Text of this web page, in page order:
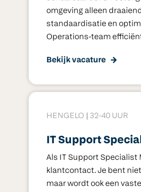
omgeving alleen
standaardisatie en
Operations-team
Bekijk vacature
HENGELO 32-40 UUR
IT Support
Als IT Support
klantcontact. Je bent
maar wordt ook een